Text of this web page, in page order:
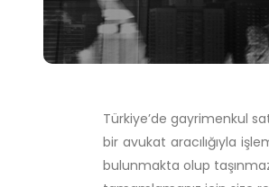
Türkiye’de gayrimenkul
bir avukat aracılığıyla
bulunmakta olup